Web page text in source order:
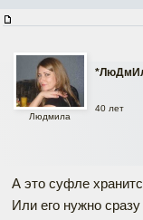
Людмила
40 лет
А это суфле
Или его нужно